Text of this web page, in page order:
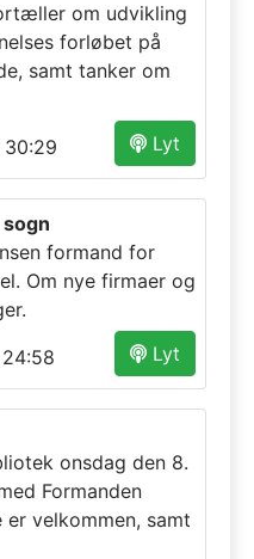
om udvikling
forløbet på
samt tanker om
Lyt
30:29
formand for
Om nye firmaer og
Lyt
24:58
onsdag den 8.
Formanden
velkommen, samt